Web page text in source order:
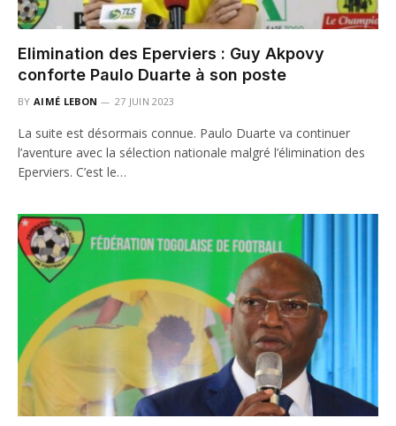
Elimination des Eperviers : Guy Akpovy
conforte Paulo Duarte à son poste
BY AIMÉ LEBON 27 JUIN 2023
La suite est désormais connue. Paulo Duarte va continuer
l’aventure avec la sélection nationale malgré l’élimination des
Eperviers. C’est le…